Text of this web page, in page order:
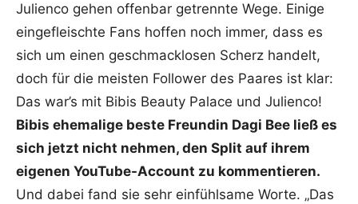
Julienco gehen offenbar getrennte Wege. Einige
eingefleischte Fans hoffen noch immer, dass es
sich um einen geschmacklosen Scherz handelt,
doch für die meisten Follower des Paares ist klar:
Das war’s mit Bibis Beauty Palace und Julienco!
Bibis ehemalige beste Freundin Dagi Bee ließ es
sich jetzt nicht nehmen, den Split auf ihrem
eigenen YouTube-Account zu kommentieren.
Und dabei fand sie sehr einfühlsame Worte. „Das